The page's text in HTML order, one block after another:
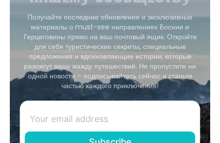
Получайте последние обновления и эксклюзивные
материалы о must-see направлениях Боснии и
Герцеговины прямо на ваш почтовый ящик. Откройте
для себя туристические секреты, специальные
предложения и вдохновляющие истории, которые
разожгут вашу жажду путешествий. Не пропустите ни
одной новости – подписывайтесь сейчас и станьте
частью каждого приключения!